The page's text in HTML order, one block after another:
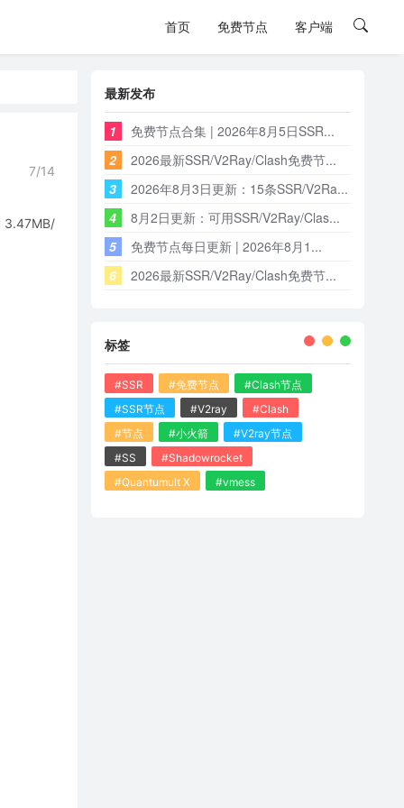
首页 免费节点 客户端
7/14
3.47MB/
最新发布
1
免费节点合集 | 2026年8月5日SSR...
2
2026最新SSR/V2Ray/Clash免费节...
3
2026年8月3日更新：15条SSR/V2Ra...
4
8月2日更新：可用SSR/V2Ray/Clas...
5
免费节点每日更新 | 2026年8月1...
6
2026最新SSR/V2Ray/Clash免费节...
标签
#SSR #免费节点
#Clash节点
#SSR节点
#V2ray
#Clash
#节点
#小火箭
#V2ray节点
#SS
#Shadowrocket
#Quantumult X
#vmess